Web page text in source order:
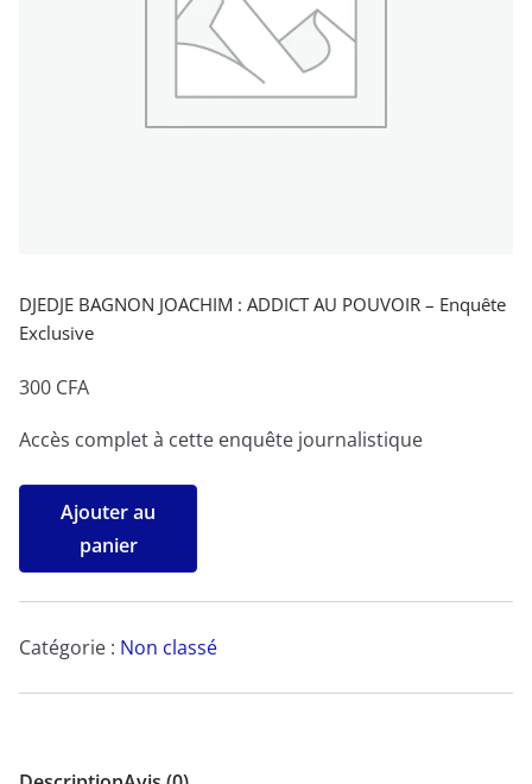
DJEDJE BAGNON JOACHIM : ADDICT AU POUVOIR – Enquête
Exclusive
300 CFA
Accès complet à cette enquête journalistique
quantité
DJEDJE
BAGNON
JOACHIM
ADDICT
Ajouter au
panier
Catégorie : Non classé